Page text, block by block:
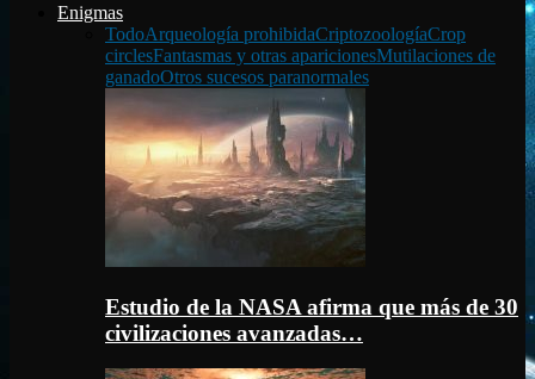
Enigmas
TodoArqueología prohibidaCriptozoologíaCrop
circlesFantasmas y otras aparicionesMutilaciones de
ganadoOtros sucesos paranormales
Estudio de la NASA afirma que más de 30
civilizaciones avanzadas…